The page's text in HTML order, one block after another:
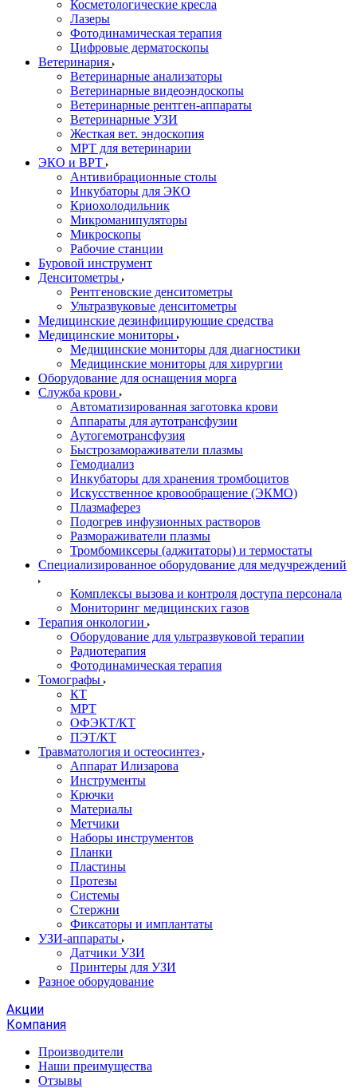
Косметологические кресла
Лазеры
Фотодинамическая терапия
Цифровые дерматоскопы
Ветеринария
Ветеринарные анализаторы
Ветеринарные видеоэндоскопы
Ветеринарные рентген-аппараты
Ветеринарные УЗИ
Жесткая вет. эндоскопия
МРТ для ветеринарии
ЭКО и ВРТ
Антивибрационные столы
Инкубаторы для ЭКО
Криохолодильник
Микроманипуляторы
Микроскопы
Рабочие станции
Буровой инструмент
Денситометры
Рентгеновские денситометры
Ультразвуковые денситометры
Медицинские дезинфицирующие средства
Медицинские мониторы
Медицинские мониторы для диагностики
Медицинские мониторы для хирургии
Оборудование для оснащения морга
Служба крови
Автоматизированная заготовка крови
Аппараты для аутотрансфузии
Аутогемотрансфузия
Быстрозамораживатели плазмы
Гемодиализ
Инкубаторы для хранения тромбоцитов
Искусственное кровообращение (ЭКМО)
Плазмаферез
Подогрев инфузионных растворов
Размораживатели плазмы
Тромбомиксеры (аджитаторы) и термостаты
Специализированное оборудование для медучреждений
Комплексы вызова и контроля доступа персонала
Мониторинг медицинских газов
Терапия онкологии
Оборудование для ультразвуковой терапии
Радиотерапия
Фотодинамическая терапия
Томографы
КТ
МРТ
ОФЭКТ/КТ
ПЭТ/КТ
Травматология и остеосинтез
Аппарат Илизарова
Инструменты
Крючки
Материалы
Метчики
Наборы инструментов
Планки
Пластины
Протезы
Системы
Стержни
Фиксаторы и имплантаты
УЗИ-аппараты
Датчики УЗИ
Принтеры для УЗИ
Разное оборудование
Акции
Компания
Производители
Наши преимущества
Отзывы